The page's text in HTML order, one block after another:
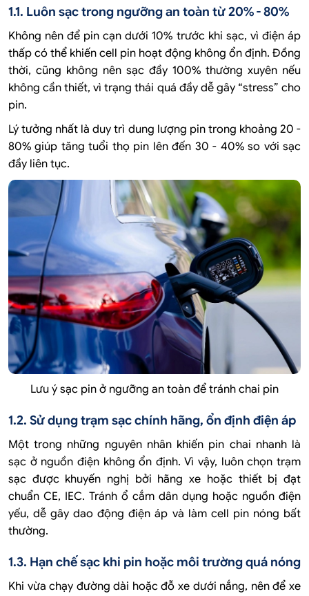
1.1. Luôn sạc trong ngưỡng an toàn từ 20% - 80%
Không nên để pin cạn dưới 10% trước khi sạc, vì điện áp
thấp có thể khiến cell pin hoạt động không ổn định. Đồng
thời, cũng không nên sạc đầy 100% thường xuyên nếu
không cần thiết, vì trạng thái quá đầy dễ gây “stress” cho
pin.
Lý tưởng nhất là duy trì dung lượng pin trong khoảng 20 -
80% giúp tăng tuổi thọ pin lên đến 30 - 40% so với sạc
đầy liên tục.
Lưu ý sạc pin ở ngưỡng an toàn để tránh chai pin
1.2. Sử dụng trạm sạc chính hãng, ổn định điện áp
Một trong những nguyên nhân khiến pin chai nhanh là
sạc ở nguồn điện không ổn định. Vì vậy, luôn chọn trạm
sạc được khuyến nghị bởi hãng xe hoặc thiết bị đạt
chuẩn CE, IEC. Tránh ổ cắm dân dụng hoặc nguồn điện
yếu, dễ gây dao động điện áp và làm cell pin nóng bất
thường.
1.3. Hạn chế sạc khi pin hoặc môi trường quá nóng
Khi vừa chạy đường dài hoặc đỗ xe dưới nắng, nên để xe